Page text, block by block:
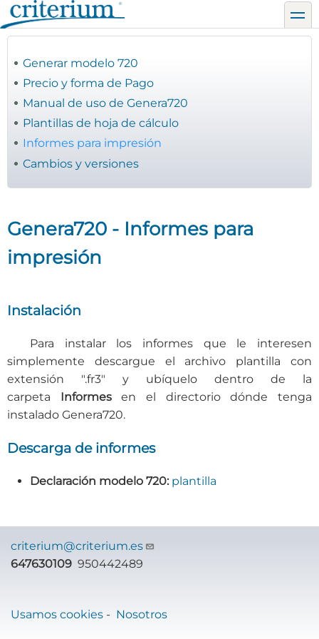
Pasar
al
principal
Generar modelo 720
Precio y forma de Pago
Manual de uso de Genera720
Plantillas de hoja de cálculo
Informes para impresión
Cambios y versiones
Genera720 - Informes para
impresión
Instalación
Para instalar los informes que le interesen
simplemente descargue el archivo plantilla con
extensión ".fr3" y ubíquelo dentro de la
carpeta Informesen el directorio dónde tenga
instalado Genera720.
Descarga de informes
Declaración modelo 720: plantilla
criterium@criterium.es
647630109 950442489
Usamos cookies - Nosotros